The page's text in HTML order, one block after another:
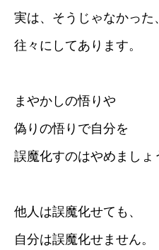
実は、そうじゃなかった
往々にしてあります。
まやかしの悟りや
偽りの悟りで自分を
誤魔化すのはやめましょ
他人は誤魔化せても、
自分は誤魔化せません。